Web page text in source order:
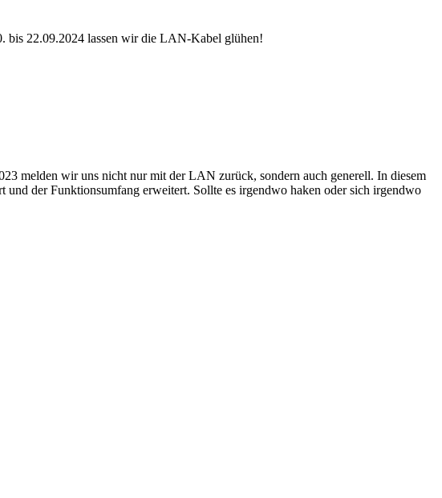
bis 22.09.2024 lassen wir die LAN-Kabel glühen!
melden wir uns nicht nur mit der LAN zurück, sondern auch generell. In diesem
der Funktionsumfang erweitert. Sollte es irgendwo haken oder sich irgendwo